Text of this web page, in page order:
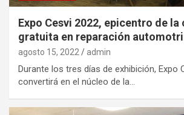
Expo Cesvi 2022, epicentro de
gratuita en reparación
agosto 15, 2022 admin
Durante los tres días de exhibición, Expo
convertirá en el núcleo de la…